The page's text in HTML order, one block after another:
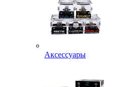
Аксессуары